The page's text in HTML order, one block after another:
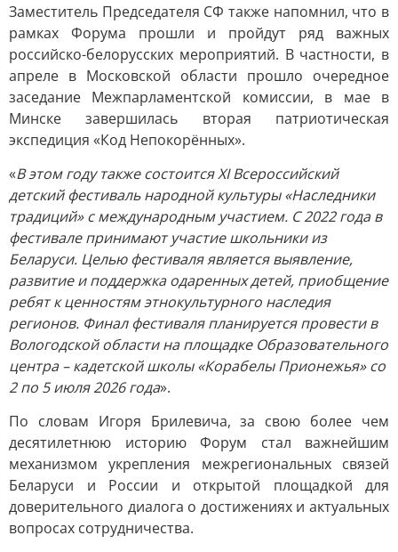
Заместитель Председателя СФ также напомнил, что в
рамках Форума прошли и пройдут ряд важных
российско-белорусских мероприятий. В частности, в
апреле в Московской области прошло очередное
заседание Межпарламентской комиссии, в мае в
Минске завершилась вторая патриотическая
экспедиция «Код Непокорённых».
«В этом году также состоится ХI Всероссийский
детский фестиваль народной культуры «Наследники
традиций» с международным участием. С 2022 года в
фестивале принимают участие школьники из
Беларуси. Целью фестиваля является выявление,
развитие и поддержка одаренных детей, приобщение
ребят к ценностям этнокультурного наследия
регионов. Финал фестиваля планируется провести в
Вологодской области на площадке Образовательного
центра – кадетской школы «Корабелы Прионежья» со
2 по 5 июля 2026 года».
По словам Игоря Брилевича, за свою более чем
десятилетнюю историю Форум стал важнейшим
механизмом укрепления межрегиональных связей
Беларуси и России и открытой площадкой для
доверительного диалога о достижениях и актуальных
вопросах сотрудничества.